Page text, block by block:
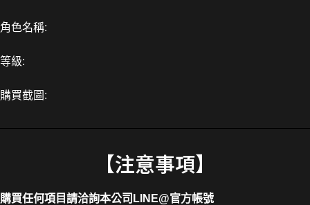
角色名稱:
等級:
購買截圖:
【注意事項】
購買任何項目請洽詢本公司 LINE@官方帳號